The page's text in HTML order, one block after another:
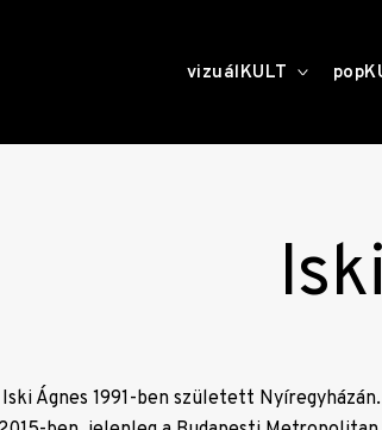
vizuálKULT toggle
child
Iski Ágnes 1991-ben született